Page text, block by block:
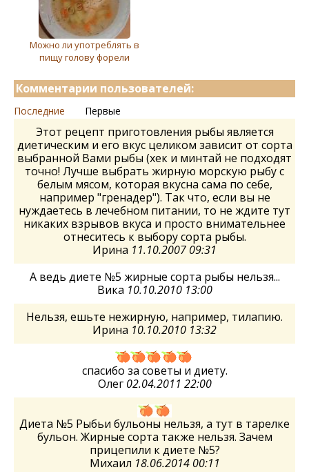
Можно ли употреблять в
пищу голову форели
Комментарии пользователей:
Последние Первые
Этот рецепт приготовления рыбы является
диетическим и его вкус целиком зависит от сорта
выбранной Вами рыбы (хек и минтай не подходят
точно! Лучше выбрать жирную морскую рыбу с
белым мясом, которая вкусна сама по себе,
например "гренадер"). Так что, если вы не
нуждаетесь в лечебном питании, то не ждите тут
никаких взрывов вкуса и просто внимательнее
отнеситесь к выбору сорта рыбы.
Ирина 11.10.2007 09:31
А ведь диете №5 жирные сорта рыбы нельзя...
Вика 10.10.2010 13:00
Нельзя, ешьте нежирную, например, тилапию.
Ирина 10.10.2010 13:32
спасибо за советы и диету.
Олег 02.04.2011 22:00
Диета №5 Рыбьи бульоны нельзя, а тут в тарелке
бульон. Жирные сорта также нельзя. Зачем
прицепили к диете №5?
Михаил 18.06.2014 00:11